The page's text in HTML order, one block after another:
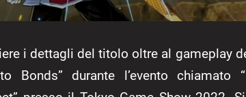
i dettagli del titolo oltre al gameplay
Bonds” durante l’evento chiamato